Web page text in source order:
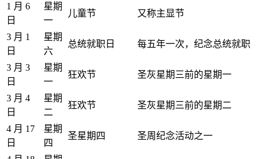
1 月 6
日
星期
一
儿童节 又称主显节
3 月 1
日
星期
六
总统就职日 每五年一次，纪念总统就职
3 月 3
日
星期
一
狂欢节 圣灰星期三前的星期一
3 月 4
日
星期
二
狂欢节 圣灰星期三前的星期二
4 月 17
日
星期
四
圣星期四 圣周纪念活动之一